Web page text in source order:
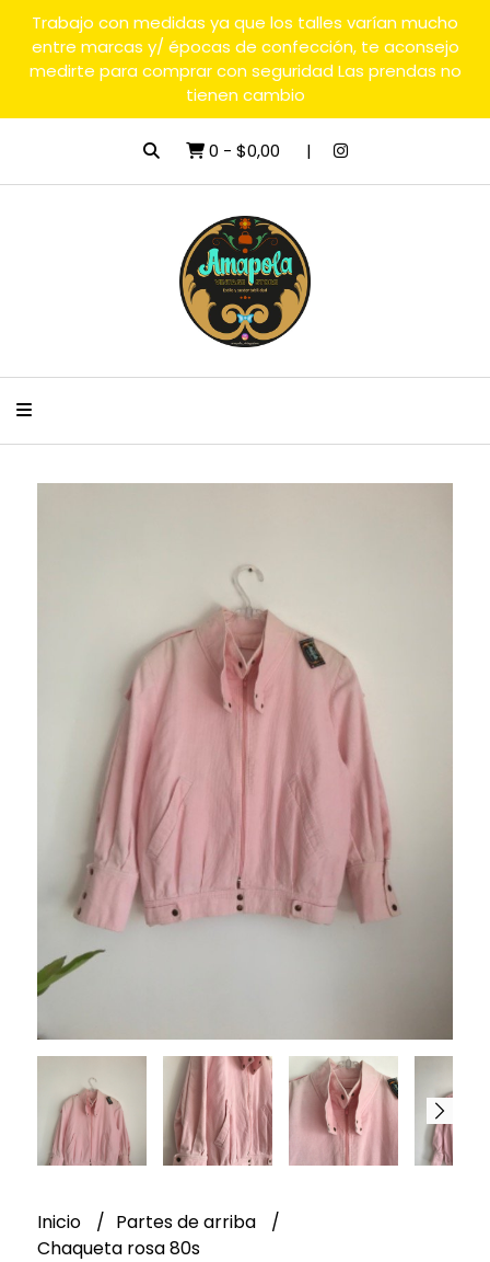
Trabajo con medidas ya que los talles varían mucho
entre marcas y/ épocas de confección, te aconsejo
medirte para comprar con seguridad Las prendas no
tienen cambio
0 - $0,00
Inicio
Partes de arriba
Chaqueta rosa 80s